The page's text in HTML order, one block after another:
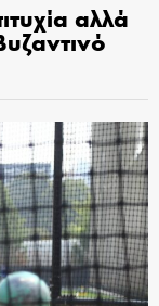
αλλά